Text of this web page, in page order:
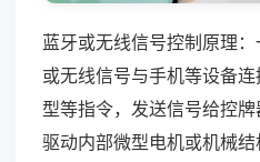
蓝牙或无线信号控制原理
或无线信号与手机等设备
型等指令，发送信号给控
驱动内部微型电机或机械